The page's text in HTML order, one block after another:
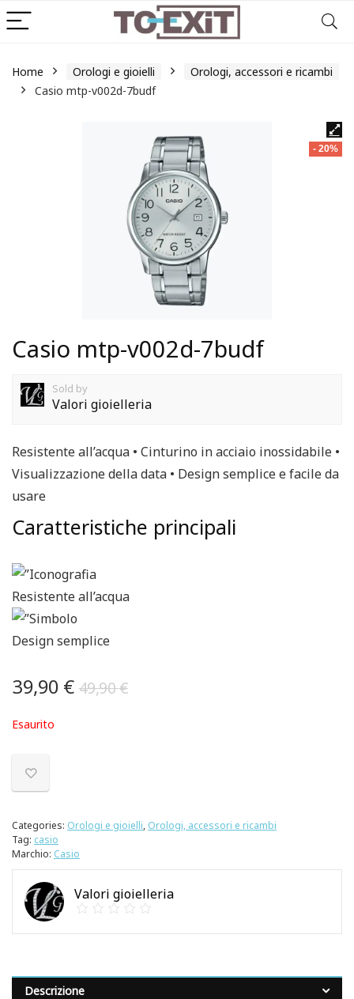
Home Orologi e gioielli
Orologi, accessori e ricambi
Casio mtp-v002d-7budf
- 20%
Casio mtp-v002d-7budf
Sold by
Valori gioielleria
Resistente all’acqua • Cinturino in acciaio inossidabile •
Visualizzazione della data • Design semplice e facile da
usare
Caratteristiche principali
Resistente all’acqua
Design semplice
49,90€
39,90 €
Esaurito
Categories: Orologi e gioielli, Orologi, accessori e ricambi
Tag: casio
Marchio: Casio
Valori gioielleria
Descrizione